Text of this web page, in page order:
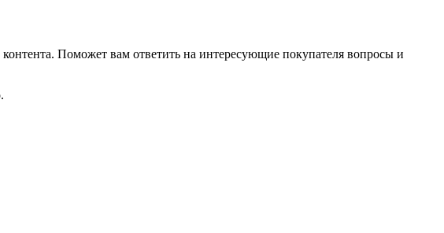
Поможет вам ответить на интересующие покупателя вопросы и